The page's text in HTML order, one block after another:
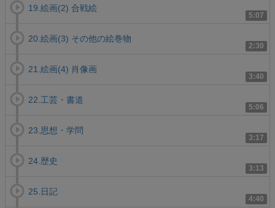
5:07
19.絵画(2) 合戦絵
2:30
20.絵画(3) その他の絵巻物
3:40
21.絵画(4) 肖像画
5:06
22.工芸・書道
3:17
23.思想・学問
3:13
24.歴史
4:40
25.日記